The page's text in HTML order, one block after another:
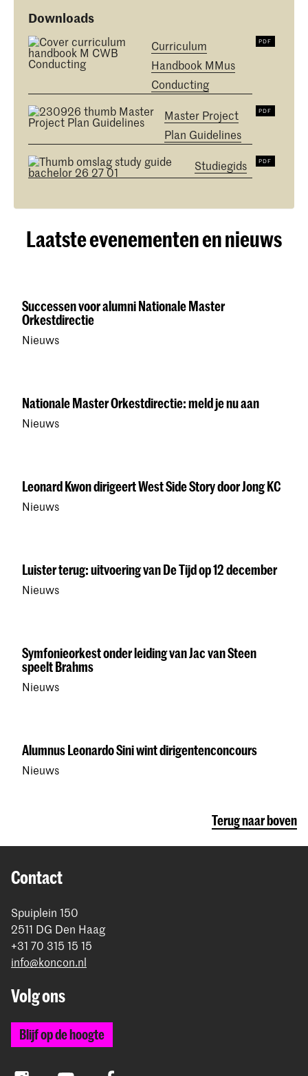
Downloads
Curriculum
Handbook MMus
Conducting
Master Project
Plan Guidelines
Studiegids
Laatste evenementen en nieuws
Successen voor alumni Nationale Master
Orkestdirectie
Nieuws
Nationale Master Orkestdirectie: meld je nu aan
Nieuws
Leonard Kwon dirigeert West Side Story door Jong KC
Nieuws
Luister terug: uitvoering van De Tijd op 12 december
Nieuws
Symfonieorkest onder leiding van Jac van Steen
speelt Brahms
Nieuws
Alumnus Leonardo Sini wint dirigentenconcours
Nieuws
Terug naar boven
Contact
Spuiplein 150
2511 DG Den Haag
+31 70 315 15 15
info@koncon.nl
Volg ons
Blijf op de hoogte
InstagramYouTube Facebook